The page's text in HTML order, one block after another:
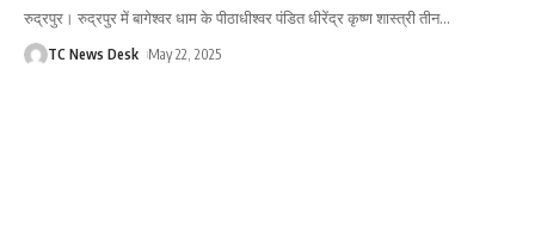
रुद्रपुर। रुद्रपुर में बागेश्वर धाम के पीठाधीश्वर पंडित धीरेंद्र कृष्ण शास्त्री तीन…
TC News Desk May 22, 2025